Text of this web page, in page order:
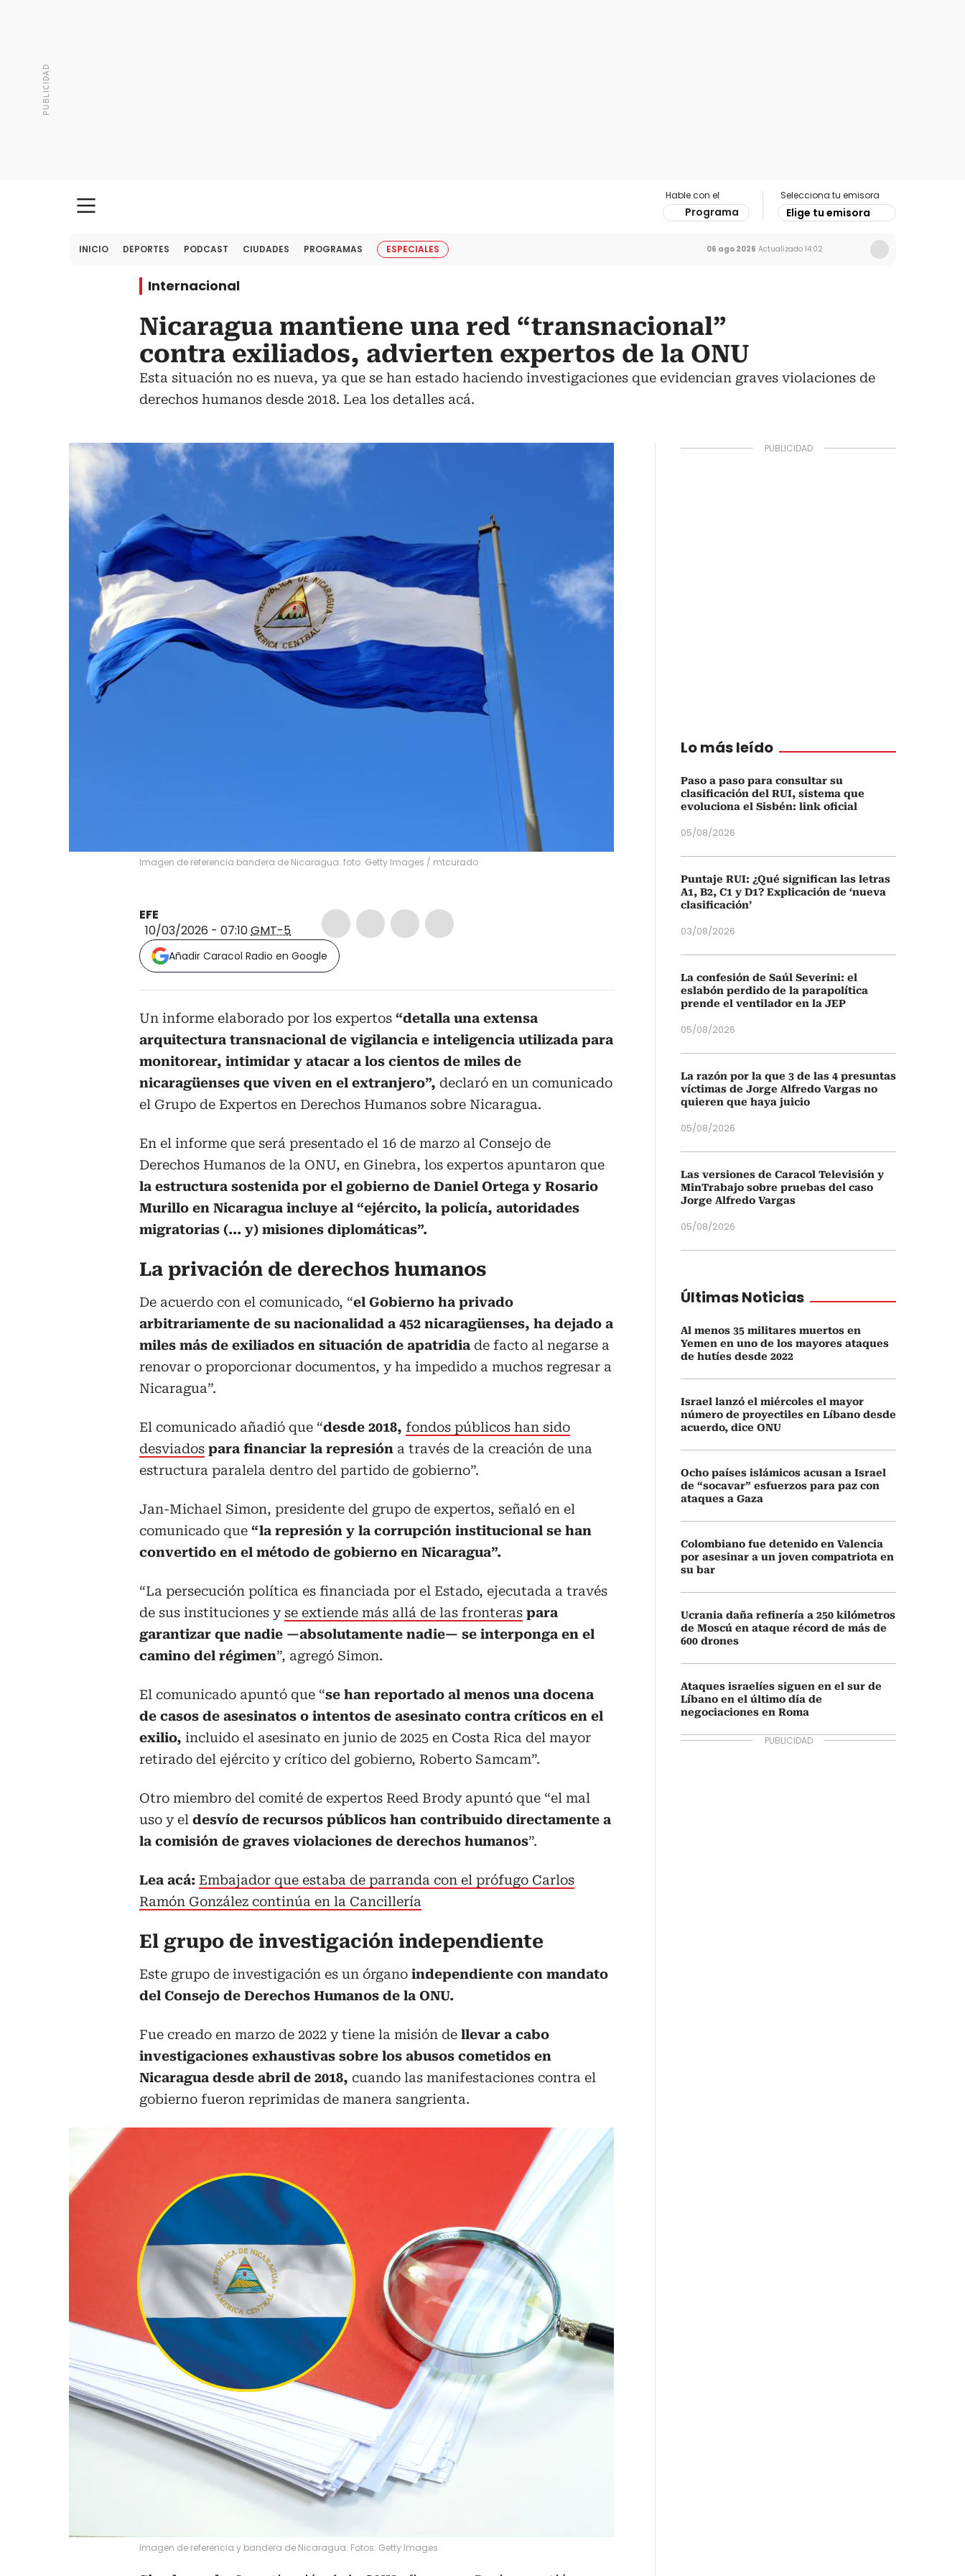
Hable con el
Programa
Selecciona tu emisora
Elige tu emisora
INICIO DEPORTES PODCAST CIUDADES PROGRAMAS ESPECIALES 06 ago 2026 Actualizado 14:02
Internacional
Nicaragua mantiene una red “transnacional”
contra exiliados, advierten expertos de la ONU
Esta situación no es nueva, ya que se han estado haciendo investigaciones que evidencian graves violaciones de
derechos humanos desde 2018. Lea los detalles acá.
Imagen de referencia bandera de Nicaragua. foto: Getty Images / mtcurado
EFE
10/03/2026 - 07:10GMT-5
Añadir Caracol Radio en Google
Un informe elaborado por los expertos “detalla una extensa
arquitectura transnacional de vigilancia e inteligencia utilizada para
monitorear, intimidar y atacar a los cientos de miles de
nicaragüenses que viven en el extranjero”, declaró en un comunicado
el Grupo de Expertos en Derechos Humanos sobre Nicaragua.
En el informe que será presentado el 16 de marzo al Consejo de
Derechos Humanos de la ONU, en Ginebra, los expertos apuntaron que
la estructura sostenida por el gobierno de Daniel Ortega y Rosario
Murillo en Nicaragua incluye al “ejército, la policía, autoridades
migratorias (... y) misiones diplomáticas”.
La privación de derechos humanos
De acuerdo con el comunicado, “el Gobierno ha privado
arbitrariamente de su nacionalidad a 452 nicaragüenses, ha dejado a
miles más de exiliados en situación de apatridia de facto al negarse a
renovar o proporcionar documentos, y ha impedido a muchos regresar a
Nicaragua”.
El comunicado añadió que “desde 2018, fondos públicos han sido
desviados para financiar la represión a través de la creación de una
estructura paralela dentro del partido de gobierno”.
Jan-Michael Simon, presidente del grupo de expertos, señaló en el
comunicado que “la represión y la corrupción institucional se han
convertido en el método de gobierno en Nicaragua”.
“La persecución política es financiada por el Estado, ejecutada a través
de sus instituciones yse extiende más allá de las fronteras para
garantizar que nadie —absolutamente nadie— se interponga en el
camino del régimen”, agregó Simon.
El comunicado apuntó que “se han reportado al menos una docena
de casos de asesinatos o intentos de asesinato contra críticos en el
exilio, incluido el asesinato en junio de 2025 en Costa Rica del mayor
retirado del ejército y crítico del gobierno, Roberto Samcam”.
Otro miembro del comité de expertos Reed Brody apuntó que “el mal
uso y el desvío de recursos públicos han contribuido directamente a
la comisión de graves violaciones de derechos humanos”.
Lea acá: Embajador que estaba de parranda con el prófugo Carlos
Ramón González continúa en la Cancillería
El grupo de investigación independiente
Este grupo de investigación es un órgano independiente con mandato
del Consejo de Derechos Humanos de la ONU.
Fue creado en marzo de 2022 y tiene la misión de llevar a cabo
investigaciones exhaustivas sobre los abusos cometidos en
Nicaragua desde abril de 2018, cuando las manifestaciones contra el
gobierno fueron reprimidas de manera sangrienta.
Imagen de referencia y bandera de Nicaragua. Fotos: Getty Images
Lo más leído
Paso a paso para consultar su
clasificación del RUI, sistema que
evoluciona el Sisbén: link oficial
05/08/2026
Puntaje RUI: ¿Qué significan las letras
A1, B2, C1 y D1? Explicación de ‘nueva
clasificación’
03/08/2026
La confesión de Saúl Severini: el
eslabón perdido de la parapolítica
prende el ventilador en la JEP
05/08/2026
La razón por la que 3 de las 4 presuntas
víctimas de Jorge Alfredo Vargas no
quieren que haya juicio
05/08/2026
Las versiones de Caracol Televisión y
MinTrabajo sobre pruebas del caso
Jorge Alfredo Vargas
05/08/2026
Últimas Noticias
Al menos 35 militares muertos en
Yemen en uno de los mayores ataques
de hutíes desde 2022
Israel lanzó el miércoles el mayor
número de proyectiles en Líbano desde
acuerdo, dice ONU
Ocho países islámicos acusan a Israel
de “socavar” esfuerzos para paz con
ataques a Gaza
Colombiano fue detenido en Valencia
por asesinar a un joven compatriota en
su bar
Ucrania daña refinería a 250 kilómetros
de Moscú en ataque récord de más de
600 drones
Ataques israelíes siguen en el sur de
Líbano en el último día de
negociaciones en Roma